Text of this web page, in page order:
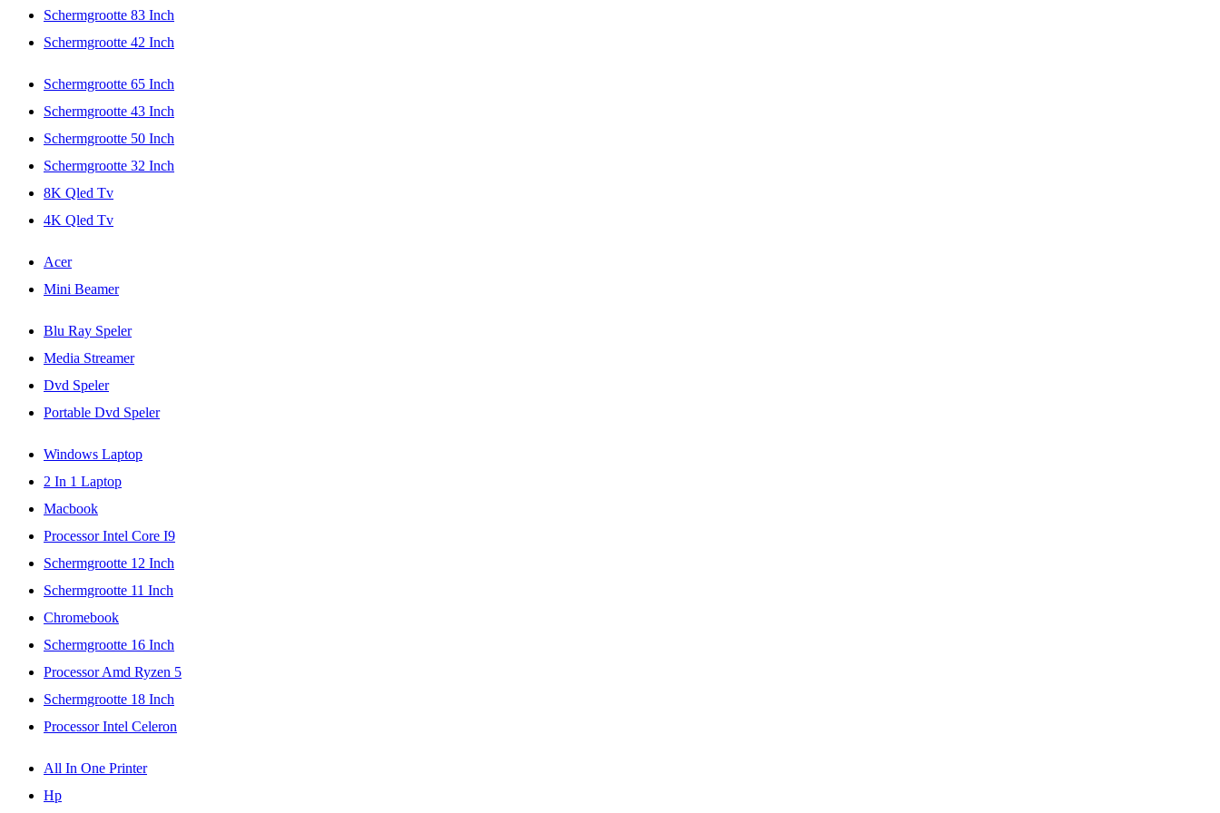
Schermgrootte 83 Inch
Schermgrootte 42 Inch
Schermgrootte 65 Inch
Schermgrootte 43 Inch
Schermgrootte 50 Inch
Schermgrootte 32 Inch
8K Qled Tv
4K Qled Tv
Acer
Mini Beamer
Blu Ray Speler
Media Streamer
Dvd Speler
Portable Dvd Speler
Windows Laptop
2 In 1 Laptop
Macbook
Processor Intel Core I9
Schermgrootte 12 Inch
Schermgrootte 11 Inch
Chromebook
Schermgrootte 16 Inch
Processor Amd Ryzen 5
Schermgrootte 18 Inch
Processor Intel Celeron
All In One Printer
Hp